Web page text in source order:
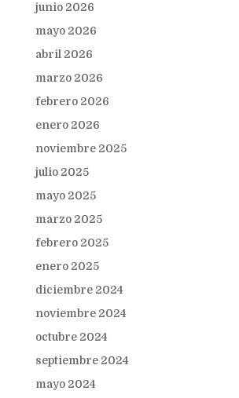
junio 2026
mayo 2026
abril 2026
marzo 2026
febrero 2026
enero 2026
noviembre 2025
julio 2025
mayo 2025
marzo 2025
febrero 2025
enero 2025
diciembre 2024
noviembre 2024
octubre 2024
septiembre 2024
mayo 2024